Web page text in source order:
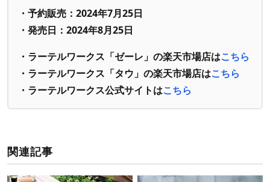
・ 予約販売 ：2024年7月25日
・発売日： 2024年8月25日
・ラーテルワークス「ゼーレ」の楽天市場店はこちら
・ラーテルワークス「タウ」の楽天市場店はこちら
・ ラーテルワークス公式サイトはこちら
関連記事